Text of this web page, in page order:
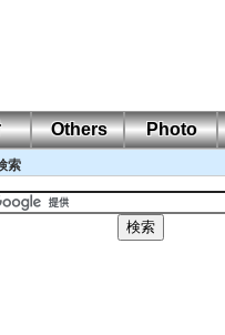
Others Photo
索